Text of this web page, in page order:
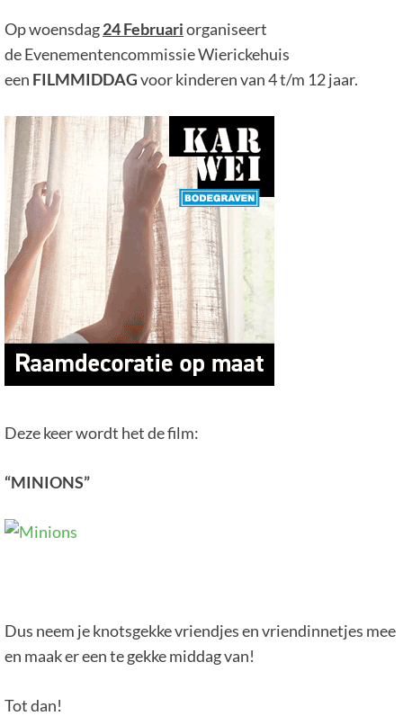
Op woensdag24 Februariorganiseert
de Evenementencommissie Wierickehuis
een FILMMIDDAGvoor kinderen van 4 t/m 12 jaar.
Deze keer wordt het de film:
“MINIONS”
Dus neem je knotsgekke vriendjes en vriendinnetjes mee
en maak er een te gekke middag van!
Tot dan!